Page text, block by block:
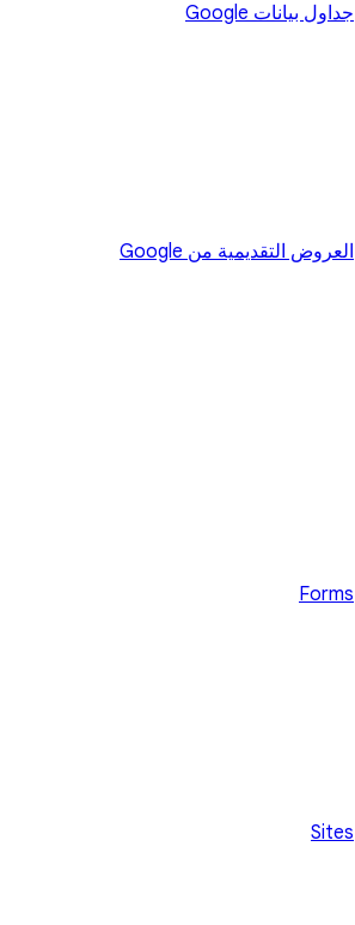
جداول بيانات Google
العروض التقديمية من Google
Forms
Sites